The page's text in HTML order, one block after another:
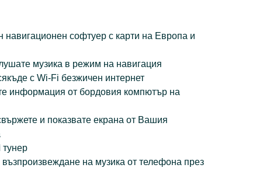
навигационен софтуер с карти на Европа и
музика в режим на навигация
с Wi-Fi безжичен интернет
информация от бордовия компютър на
и показвате екрана от Вашия
тунер
на музика от телефона през